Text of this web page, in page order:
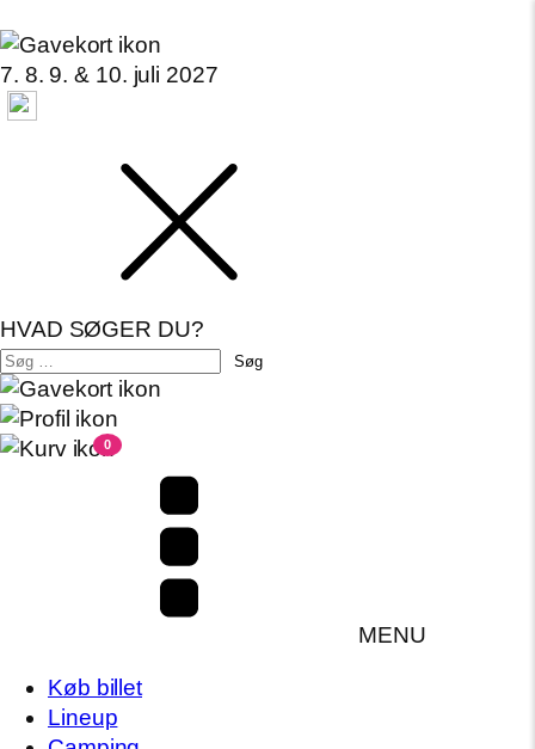
7. 8. 9. & 10. juli 2027
HVAD SØGER DU?
Søg
efter:
0
MENU
Køb billet
Lineup